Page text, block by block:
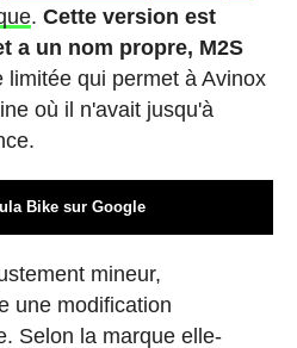
. Cette version est
a un nom propre, M2S
limitée qui permet à Avinox
où il n'avait jusqu'à
Bike sur Google
mineur,
une modification
Selon la marque elle-